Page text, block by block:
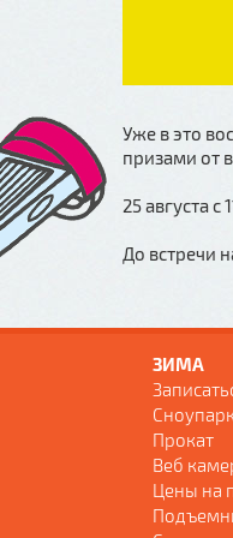
Уже в это
призами от
25 августа
До встречи
ЗИМА
Сноупарк
Прокат
Веб
Цены на